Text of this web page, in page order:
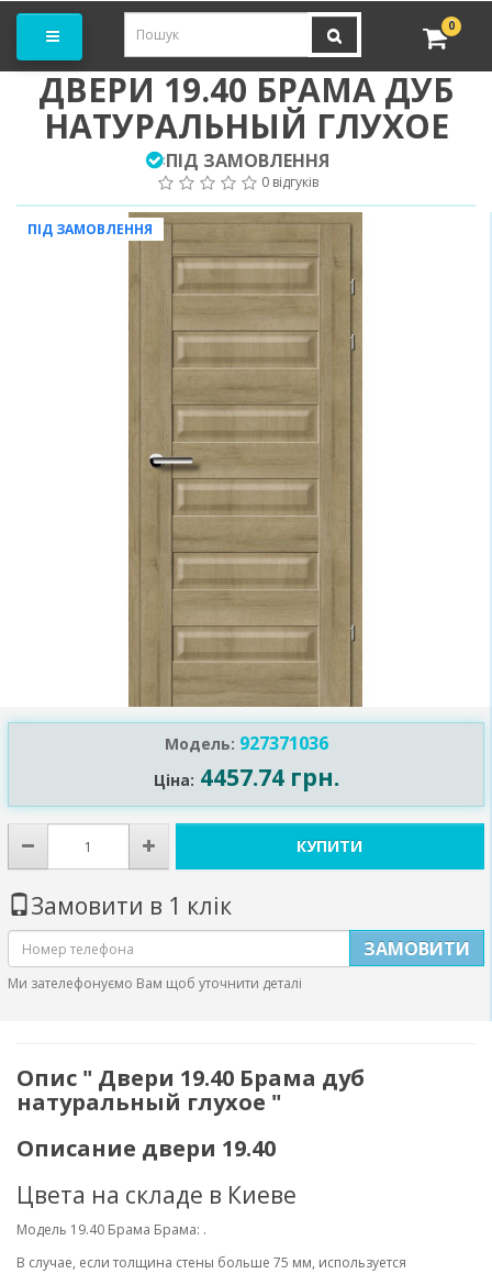
0
ДВЕРИ 19.40 БРАМА ДУБ
НАТУРАЛЬНЫЙ ГЛУХОЕ
:ПІД ЗАМОВЛЕННЯ
0 відгуків
ПІД ЗАМОВЛЕННЯ
Модель: 927371036
Ціна: 4457.74 грн.
КУПИТИ
Замовити в 1 клік
ЗАМОВИТИ
Ми зателефонуємо Вам щоб уточнити деталі
Опис " Двери 19.40 Брама дуб
натуральный глухое "
Описание двери 19.40
Цвета на складе в Киеве
Модель 19.40 Брама Брама: .
В случае, если толщина стены больше 75 мм, используется